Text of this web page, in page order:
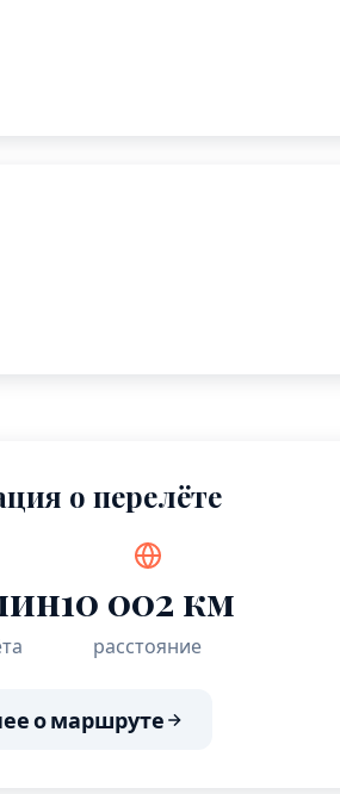
о перелёте
10 002 км
расстояние
о маршруте